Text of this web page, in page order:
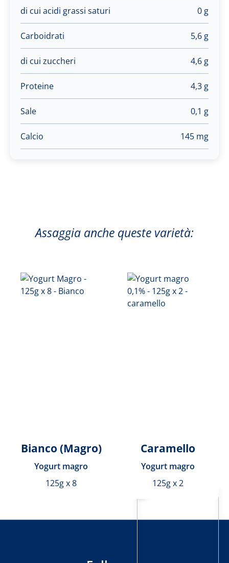
di cui acidi grassi saturi 0 g
Carboidrati 5,6 g
di cui zuccheri 4,6 g
Proteine 4,3 g
Sale 0,1 g
Calcio 145 mg
Assaggia anche queste varietà:
Bianco (Magro)
Yogurt magro
125g x 8
Caramello
Yogurt magro
125g x 2